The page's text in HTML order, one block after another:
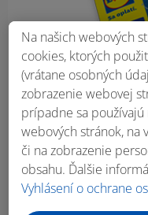
Na našich webových
cookies, ktorých
(vrátane osobných
zobrazenie webovej
prípadne sa
webových stránok, na
či na zobrazenie
obsahu. Ďalšie
Vyhlásení o ochrane